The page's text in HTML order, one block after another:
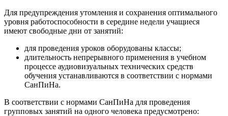
Для предупреждения утомления и сохранения оптимального
уровня работоспособности в середине недели учащиеся
имеют свободные дни от занятий:
для проведения уроков оборудованы классы;
длительность непрерывного применения в учебном
процессе аудиовизуальных технических средств
обучения устанавливаются в соответствии с нормами
СанПиНа.
В соответствии с нормами СанПиНа для проведения
групповых занятий на одного человека предусмотрено: